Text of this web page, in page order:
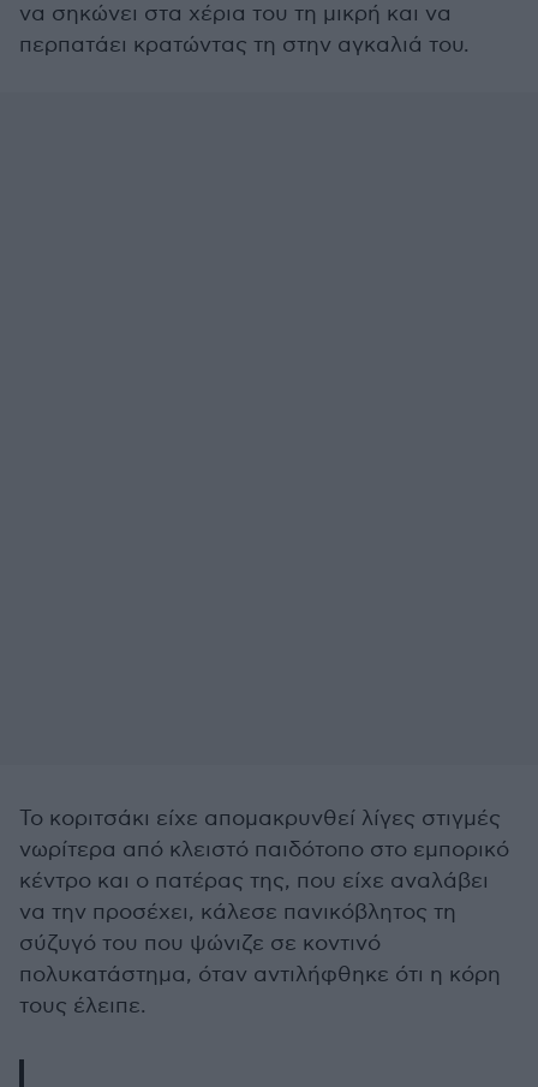
να σηκώνει στα χέρια του τη μικρή και να
περπατάει κρατώντας τη στην αγκαλιά του.
Το κοριτσάκι είχε απομακρυνθεί λίγες στιγμές
νωρίτερα από κλειστό παιδότοπο στο εμπορικό
κέντρο και ο πατέρας της, που είχε αναλάβει
να την προσέχει, κάλεσε πανικόβλητος τη
σύζυγό του που ψώνιζε σε κοντινό
πολυκατάστημα, όταν αντιλήφθηκε ότι η κόρη
τους έλειπε.